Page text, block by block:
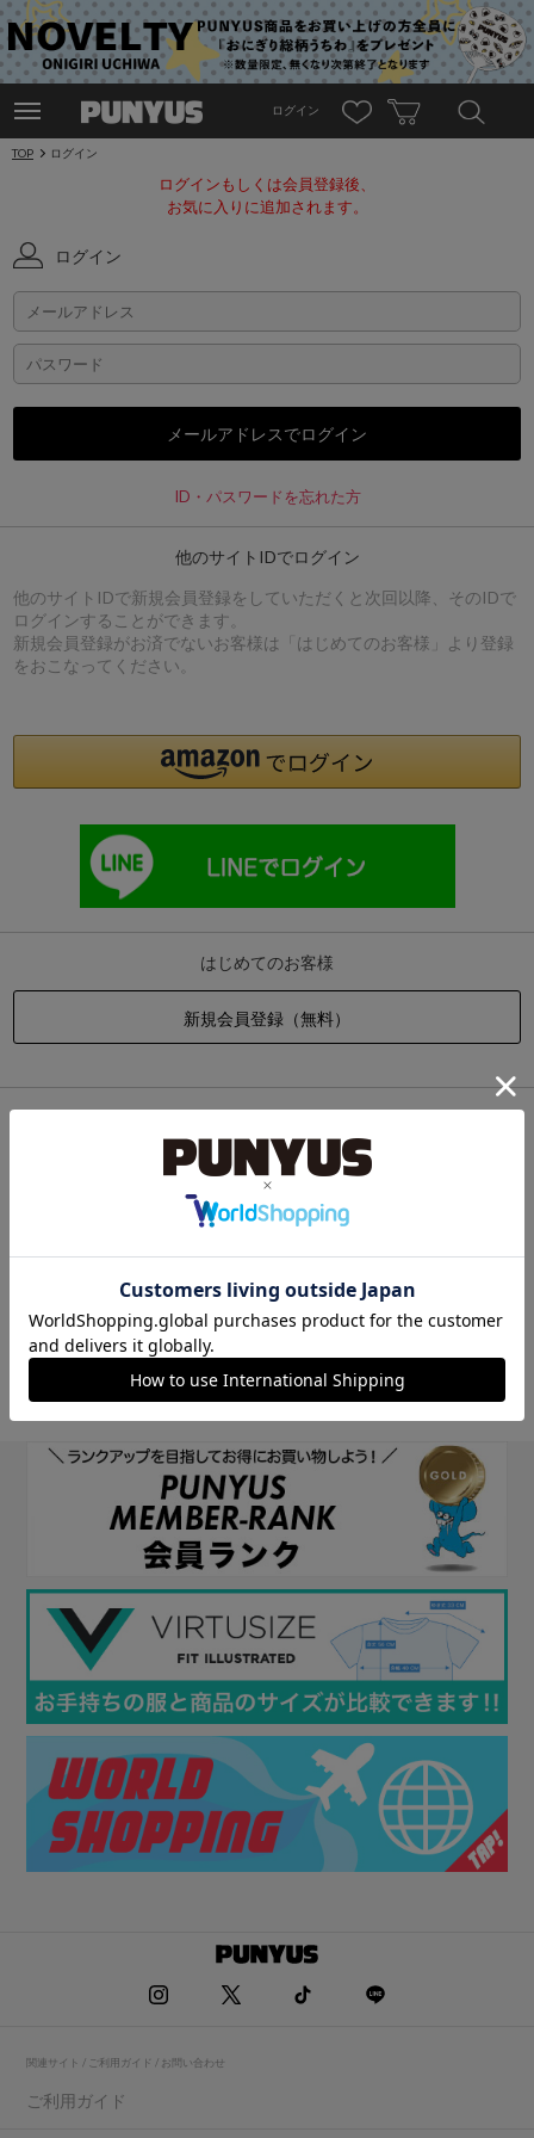
ログイン
TOP ログイン
ログインもしくは会員登録後、
お気に入りに追加されます。
ログイン
ID・パスワードを忘れた方
他のサイトIDでログイン
他のサイトIDで新規会員登録をしていただくと次回以降、そのIDで
ログインすることができます。
新規会員登録がお済でないお客様は「はじめてのお客様」より登録
をおこなってください。
はじめてのお客様
他のサイトIDで新規会員登録をしていただくと次回以降、そのIDで
ログインすることができます。
関連サイト / ご利用ガイド / お問い合わせ
ご利用ガイド